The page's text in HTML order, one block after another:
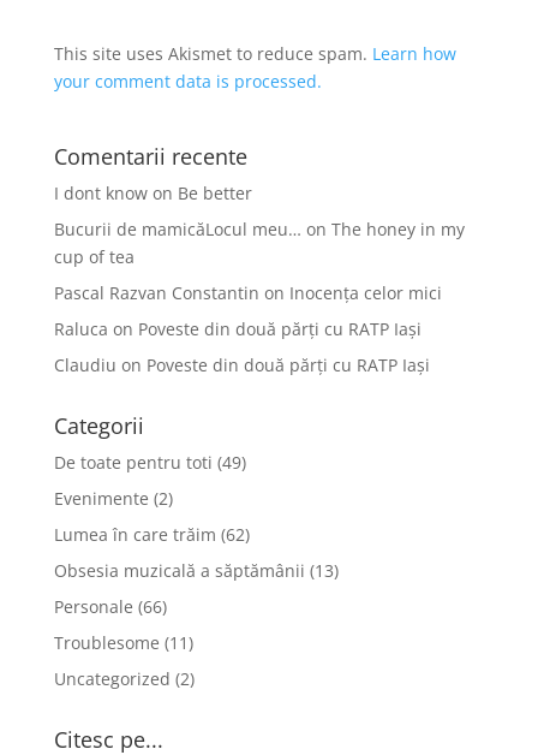
This site uses Akismet to reduce spam. Learn how
your comment data is processed.
Comentarii recente
I dont knowon Be better
Bucurii de mamicăLocul meu… on The honey in my
cup of tea
Pascal Razvan Constantin on Inocența celor mici
Raluca on Poveste din două părți cu RATP Iași
Claudiu on Poveste din două părți cu RATP Iași
Categorii
De toate pentru toti (49)
Evenimente (2)
Lumea în care trăim (62)
Obsesia muzicală a săptămânii (13)
Personale (66)
Troublesome (11)
Uncategorized (2)
Citesc pe...